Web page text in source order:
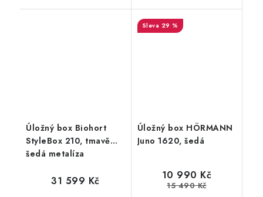
metalíza s dvoukřídlými
dveřmi a horním víkem.
Úložný box Biohort
StyleBox 210, tmavě
šedá metalíza
31 599 Kč
Úložný box HÖRMANN
Juno 1620, šedá
29 %
10 990 Kč
15 490 Kč